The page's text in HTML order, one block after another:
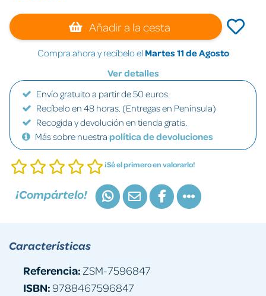
Añadir a la cesta
Compra ahora y recíbelo el Martes 11 de Agosto
Ver detalles
Envío gratuito a partir de 50 euros.
Recíbelo en 48 horas. (Entregas en Península)
Recogida y devolución en tienda gratis.
Más sobre nuestra política de devoluciones
¡Sé el primero en valorarlo!
¡Compártelo!
Características
Referencia: ZSM-7596847
ISBN:9788467596847